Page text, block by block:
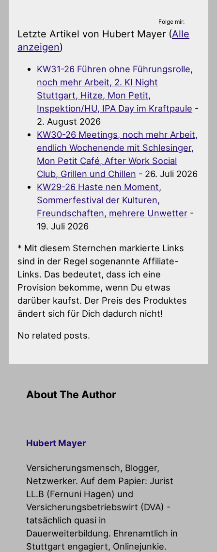
Folge mir:
Letzte Artikel von Hubert Mayer (Alle
anzeigen)
KW31-26 Führen ohne Führungsrolle,
noch mehr Arbeit, 2. KI Night
Stuttgart, Hitze, Mon Petit,
Inspektion/HU, IPA Day im Kraftpaule -
2. August 2026
KW30-26 Meetings, noch mehr Arbeit,
endlich Wochenende mit Schlesinger,
Mon Petit Café, After Work Social
Club, Grillen und Chillen - 26. Juli 2026
KW29-26 Haste nen Moment,
Sommerfestival der Kulturen,
Freundschaften, mehrere Unwetter -
19. Juli 2026
* Mit diesem Sternchen markierte Links
sind in der Regel sogenannte Affiliate-
Links. Das bedeutet, dass ich eine
Provision bekomme, wenn Du etwas
darüber kaufst. Der Preis des Produktes
ändert sich für Dich dadurch nicht!
No related posts.
About The Author
Hubert Mayer
Versicherungsmensch, Blogger,
Netzwerker. Auf dem Papier: Jurist
LL.B (Fernuni Hagen) und
Versicherungsbetriebswirt (DVA) -
tatsächlich quasi in
Dauerweiterbildung. Ehrenamtlich in
Stuttgart engagiert, Onlinejunkie.